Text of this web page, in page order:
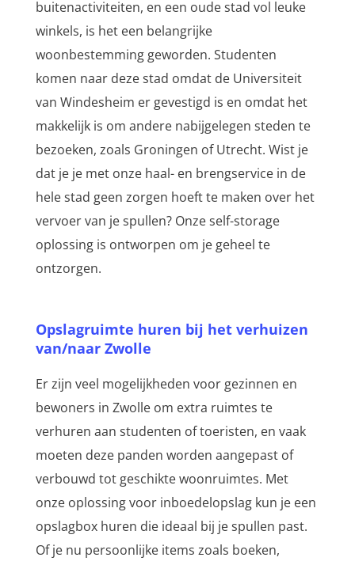
buitenactiviteiten, en een oude stad vol leuke
winkels, is het een belangrijke
woonbestemming geworden. Studenten
komen naar deze stad omdat de Universiteit
van Windesheim er gevestigd is en omdat het
makkelijk is om andere nabijgelegen steden te
bezoeken, zoals Groningen of Utrecht. Wist je
dat je je met onze haal- en brengservice in de
hele stad geen zorgen hoeft te maken over het
vervoer van je spullen? Onze self-storage
oplossing is ontworpen om je geheel te
ontzorgen.
Opslagruimte huren bij het verhuizen
van/naar Zwolle
Er zijn veel mogelijkheden voor gezinnen en
bewoners in Zwolle om extra ruimtes te
verhuren aan studenten of toeristen, en vaak
moeten deze panden worden aangepast of
verbouwd tot geschikte woonruimtes. Met
onze oplossing voor inboedelopslag kun je een
opslagbox huren die ideaal bij je spullen past.
Of je nu persoonlijke items zoals boeken,